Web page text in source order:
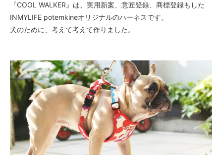
『COOL WALKER』は、実用新案、意匠登録、商標登録もした
INMYLIFE potemkineオリジナルのハーネスです。
犬のために、考えて考えて作りました。